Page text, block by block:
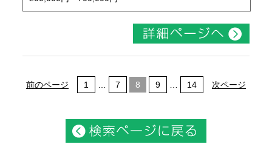
前のページ 1 7 8 9 14 次ページ